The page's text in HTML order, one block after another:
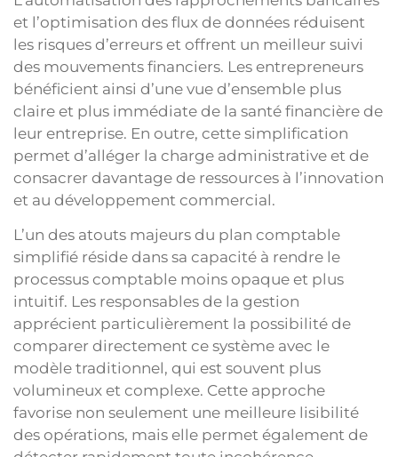
et l’optimisation des flux de données réduisent
les risques d’erreurs et offrent un meilleur suivi
des mouvements financiers. Les entrepreneurs
bénéficient ainsi d’une vue d’ensemble plus
claire et plus immédiate de la santé financière de
leur entreprise. En outre, cette simplification
permet d’alléger la charge administrative et de
consacrer davantage de ressources à l’innovation
et au développement commercial.
L’un des atouts majeurs du plan comptable
simplifié réside dans sa capacité à rendre le
processus comptable moins opaque et plus
intuitif. Les responsables de la gestion
apprécient particulièrement la possibilité de
comparer directement ce système avec le
modèle traditionnel, qui est souvent plus
volumineux et complexe. Cette approche
favorise non seulement une meilleure lisibilité
des opérations, mais elle permet également de